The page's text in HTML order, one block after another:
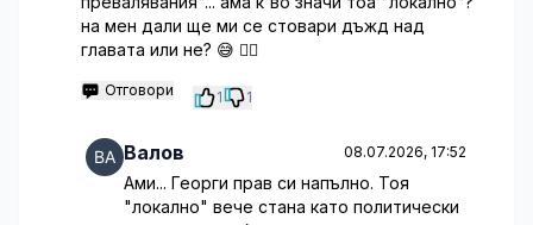
на мен дали ще ми се стовари дъжд над
главата или не? 😅 🤦‍♂️
Отговори 1 1
Валов 08.07.2026, 17:52
Ами... Георги прав си напълно. Тоя
"локално" вече стана като политически